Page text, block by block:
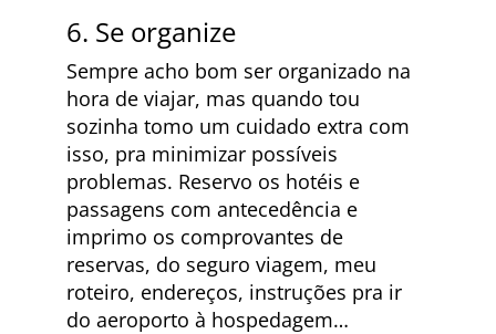
6. Se organize
Sempre acho bom ser organizado na
hora de viajar, mas quando tou
sozinha tomo um cuidado extra com
isso, pra minimizar possíveis
problemas. Reservo os hotéis e
passagens com antecedência e
imprimo os comprovantes de
reservas, do seguro viagem, meu
roteiro, endereços, instruções pra ir
do aeroporto à hospedagem…